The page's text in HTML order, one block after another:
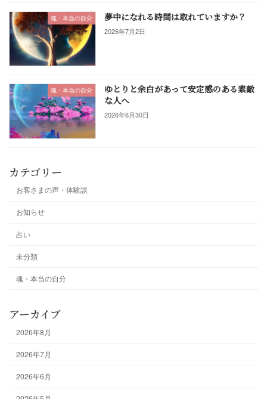
魂・本当の自分 夢中になれる時間は取れていますか？
2026年7月2日
魂・本当の自分
ゆとりと余白があって安定感のある素敵
な人へ
2026年6月30日
カテゴリー
お客さまの声・体験談
お知らせ
占い
未分類
魂・本当の自分
アーカイブ
2026年8月
2026年7月
2026年6月